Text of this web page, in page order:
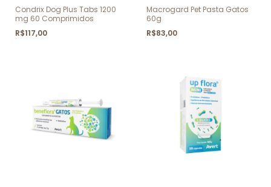
Condrix Dog Plus Tabs 1200
mg 60 Comprimidos
R$117,00
Macrogard Pet Pasta Gatos
60g
R$83,00